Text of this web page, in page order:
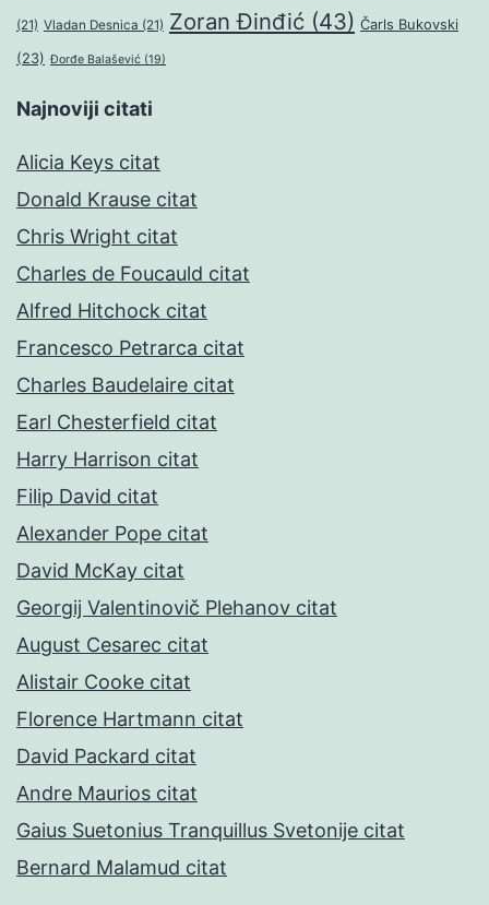
(21) Vladan Desnica (21) Zoran Đinđić (43) Čarls Bukovski
(23) Đorđe Balašević (19)
Najnoviji citati
Alicia Keys citat
Donald Krause citat
Chris Wright citat
Charles de Foucauld citat
Alfred Hitchock citat
Francesco Petrarca citat
Charles Baudelaire citat
Earl Chesterfield citat
Harry Harrison citat
Filip David citat
Alexander Pope citat
David McKay citat
Georgij Valentinovič Plehanov citat
August Cesarec citat
Alistair Cooke citat
Florence Hartmann citat
David Packard citat
Andre Maurios citat
Gaius Suetonius Tranquillus Svetonije citat
Bernard Malamud citat